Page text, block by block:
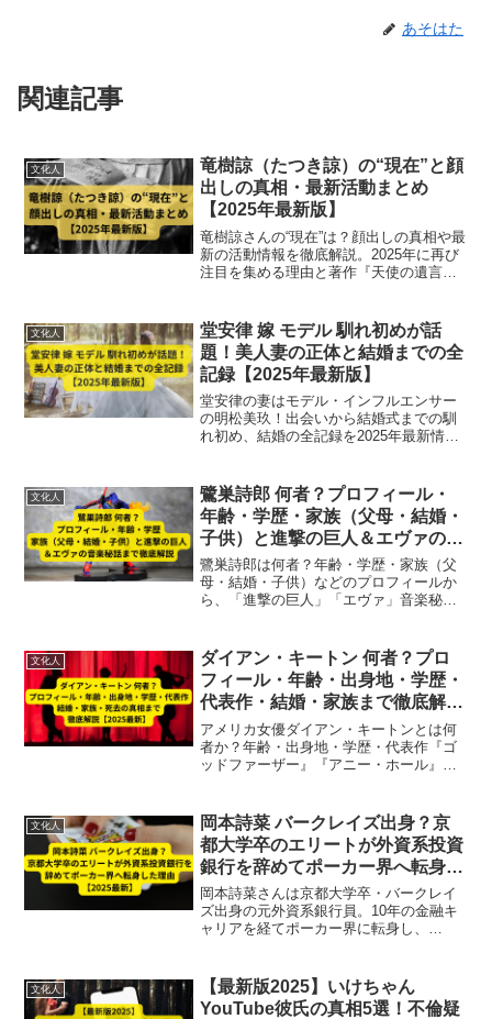
あそはた
関連記事
文化人
竜樹諒（たつき諒）の“現在”と顔
出しの真相・最新活動まとめ
【2025年最新版】
竜樹諒さんの“現在”は？顔出しの真相や最
新の活動情報を徹底解説。2025年に再び
注目を集める理由と著作『天使の遺言』
文化人
堂安律 嫁 モデル 馴れ初めが話
題！美人妻の正体と結婚までの全
記録【2025年最新版】
堂安律の妻はモデル・インフルエンサー
の明松美玖！出会いから結婚式までの馴
れ初め、結婚の全記録を2025年最新情報
文化人
鷺巣詩郎 何者？プロフィール・
年齢・学歴・家族（父母・結婚・
子供）と進撃の巨人＆エヴァの音
楽秘話まで徹底解説
鷺巣詩郎は何者？年齢・学歴・家族（父
母・結婚・子供）などのプロフィールか
ら、「進撃の巨人」「エヴァ」音楽秘話
文化人
ダイアン・キートン 何者？プロ
フィール・年齢・出身地・学歴・
代表作・結婚・家族まで徹底解説
【2025最新】
アメリカ女優ダイアン・キートンとは何
者か？年齢・出身地・学歴・代表作『ゴ
ッドファーザー』『アニー・ホール』、
文化人
岡本詩菜 バークレイズ出身？京
都大学卒のエリートが外資系投資
銀行を辞めてポーカー界へ転身し
た理由【2025最新】
岡本詩菜さんは京都大学卒・バークレイ
ズ出身の元外資系銀行員。10年の金融キ
ャリアを経てポーカー界に転身し、
文化人
【最新版2025】いけちゃん
YouTube彼氏の真相5選！不倫疑